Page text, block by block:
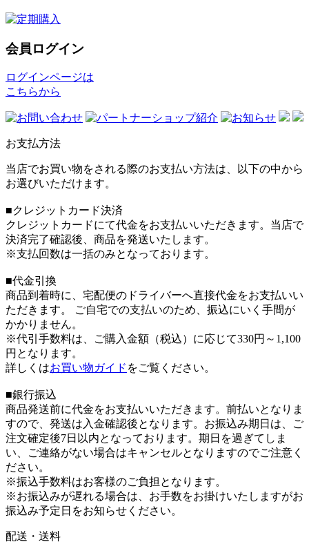
会員ログイン
ログインページは
こちらから
お支払方法
当店でお買い物をされる際のお支払い方法は、以下の中から
お選びいただけます。
■クレジットカード決済
クレジットカードにて代金をお支払いいただきます。当店で
決済完了確認後、商品を発送いたします。
※支払回数は一括のみとなっております。
■代金引換
商品到着時に、宅配便のドライバーへ直接代金をお支払いい
ただきます。 ご自宅での支払いのため、振込にいく手間が
かかりません。
※代引手数料は、ご購入金額（税込）に応じて330円～1,100
円となります。
詳しくはお買い物ガイド をご覧ください。
■銀行振込
商品発送前に代金をお支払いいただきます。前払いとなりま
すので、発送は入金確認後となります。お振込み期日は、ご
注文確定後7日以内となっております。期日を過ぎてしま
い、ご連絡がない場合はキャンセルとなりますのでご注意く
ださい。
※振込手数料はお客様のご負担となります。
※お振込みが遅れる場合は、お手数をお掛けいたしますがお
振込み予定日をお知らせください。
配送・送料